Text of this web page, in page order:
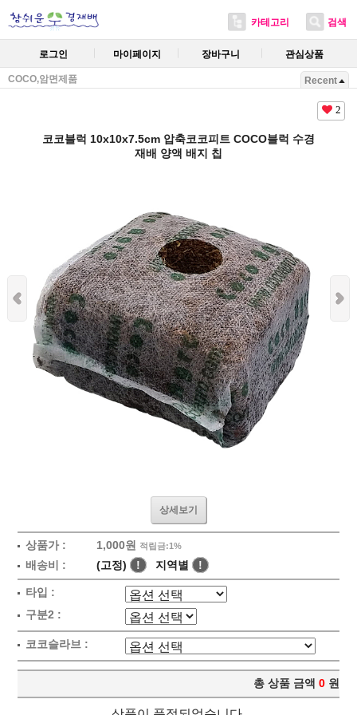
카테고리 검색
로그인 마이페이지 장바구니 관심상품
COCO,암면제품 Recent
2
코코블럭 10x10x7.5cm 압축코코피트 COCO블럭 수경
재배 양액 배지 칩
상세보기
상품가 : 1,000원 적립금:1%
배송비 : (고정) ! 지역별 !
타입 :
구분2 :
코코슬라브 :
총 상품 금액 0 원